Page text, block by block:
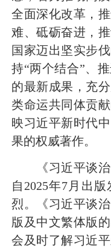
全面深化改革，
难、砥砺奋进，
国家迈出坚实步
持“两个结合”、
的最新成果，充
类命运共同体贡
映习近平新时代
果的权威著作。
《习近平谈治
自2025年7月出
烈。《习近平谈
版及中文繁体版
会及时了解习近